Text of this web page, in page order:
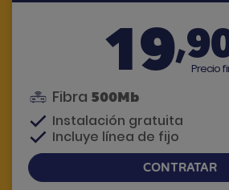
19 Precio
Fibra 500Mb
Instalación gratuita
Incluye línea de fijo
CONTRATAR